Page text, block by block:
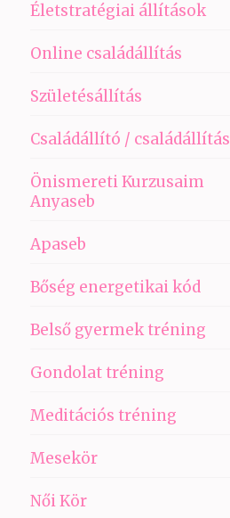
Életstratégiai állítások
Online családállítás
Születésállítás
Családállító /
Önismereti Kurzusaim
Anyaseb
Apaseb
Bőség energetikai kód
Belső gyermek tréning
Gondolat tréning
Meditációs tréning
Mesekör
Női Kör